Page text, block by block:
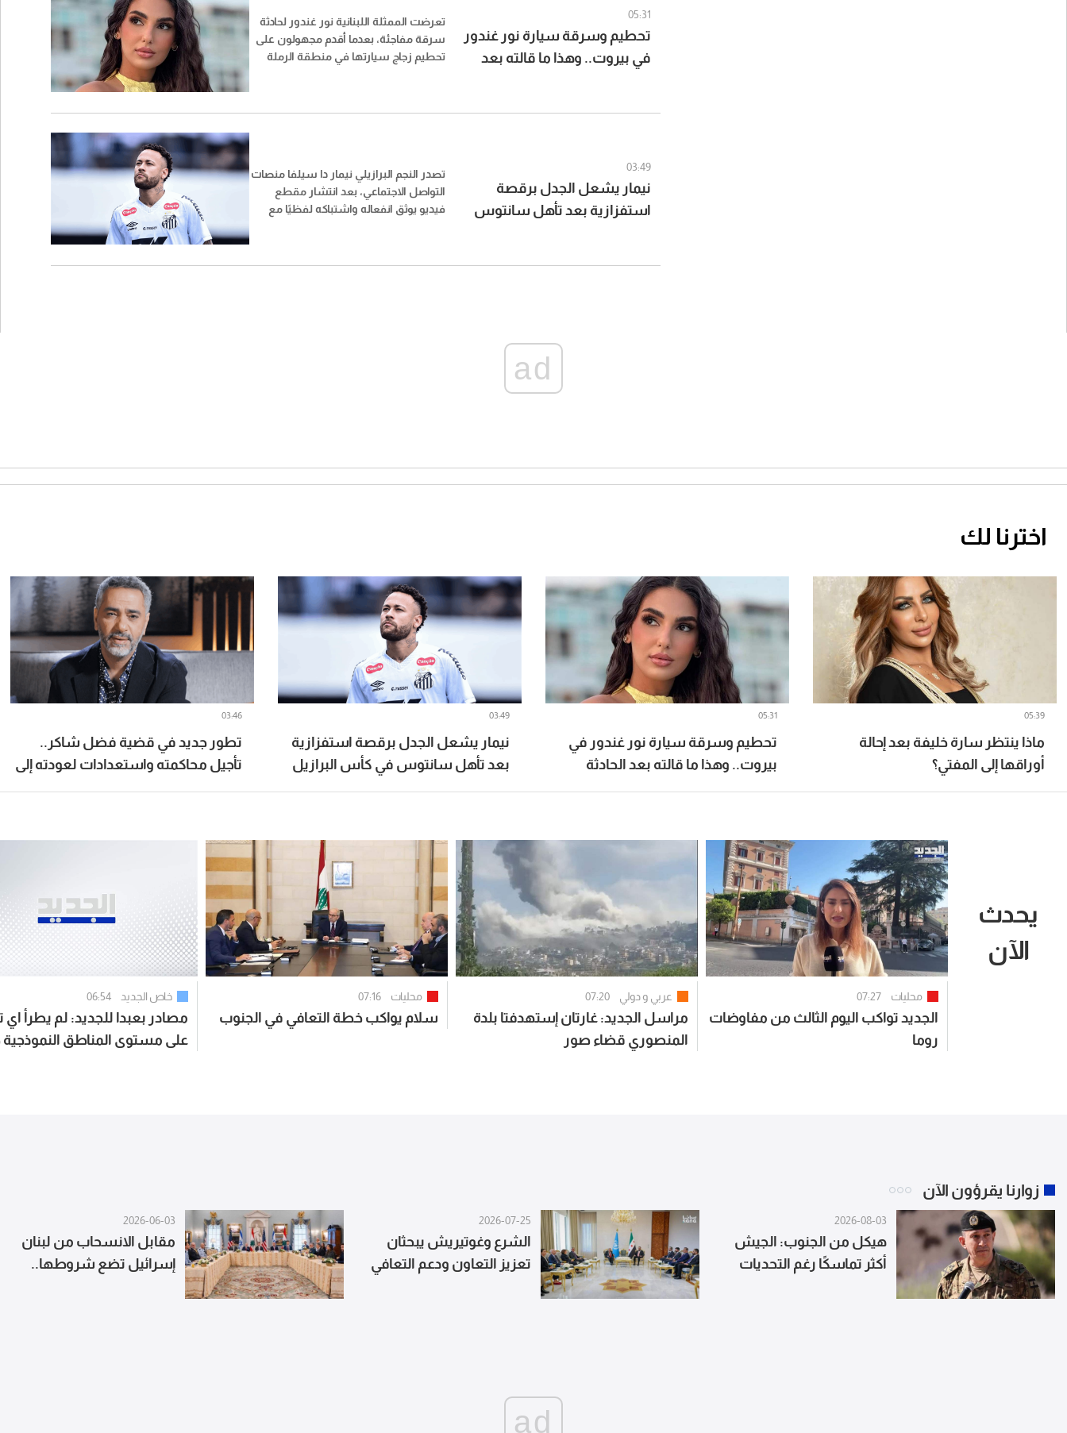
05:31
تحطيم وسرقة سيارة نور غندور
في بيروت.. وهذا ما قالته بعد
تعرضت الممثلة اللبنانية نور غندور لحادثة
سرقة مفاجئة، بعدما أقدم مجهولون على
تحطيم زجاج سيارتها في منطقة الرملة
03:49
نيمار يشعل الجدل برقصة
استفزازية بعد تأهل سانتوس
تصدر النجم البرازيلي نيمار دا سيلفا منصات
التواصل الاجتماعي، بعد انتشار مقطع
فيديو يوثق انفعاله واشتباكه لفظيًا مع
ad
اخترنا لك
ماذا ينتظر سارة خليفة بعد إحالة
أوراقها إلى المفتي؟
05:39
تحطيم وسرقة سيارة نور غندور في
بيروت.. وهذا ما قالته بعد الحادثة
05:31
نيمار يشعل الجدل برقصة استفزازية
بعد تأهل سانتوس في كأس البرازيل
03:49
تطور جديد في قضية فضل شاكر..
تأجيل محاكمته واستعدادات لعودته إلى
03:46
يحدث
الآن
محليات 07:27
الجديد تواكب اليوم الثالث من مفاوضات
روما
عربي و دولي 07:20
مراسل الجديد: غارتان إستهدفتا بلدة
المنصوري قضاء صور
محليات 07:16
سلام يواكب خطة التعافي في الجنوب
خاص الجديد 06:54
مصادر بعبدا للجديد: لم يطرأ اي
على مستوى المناطق
زوارنا يقرؤون الآن
2026-08-03
هيكل من الجنوب: الجيش
أكثر تماسكًا رغم التحديات
2026-07-25
الشرع وغوتيريش يبحثان
تعزيز التعاون ودعم التعافي
2026-06-03
مقابل الانسحاب من لبنان
إسرائيل تضع شروطها..
ad